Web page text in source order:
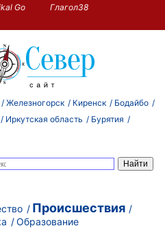
Go
Глагол38
Железногорск Киренск
Бодайбо
Иркутская область
Бурятия
Происшествия
Образование